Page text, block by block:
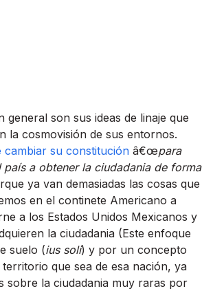
son sus ideas de linaje que
la cosmovisión de sus entornos.
su constitución â€œpara
a obtener la ciudadania de forma
ya van demasiadas las cosas que
en el continete Americano a
a los Estados Unidos Mexicanos y
la ciudadania (Este enfoque
suelo (ius soli) y por un concepto
que sea de esa nación, ya
sobre la ciudadania muy raras por